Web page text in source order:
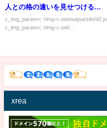
人との格の違いを見せつけるｗ
ｗｗｗｗｗ
c_img_param=; //img-c.net/output/site/42.js
c_img_param=; //img-c.net/...
xrea